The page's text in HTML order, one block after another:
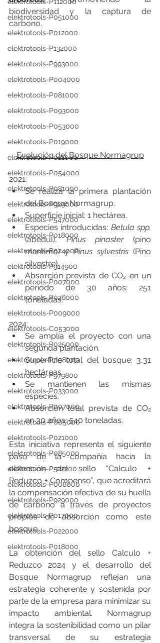
elektrotools-P051000
elektrotools-P012000
elektrotools-P132000
elektrotools-P993000
elektrotools-P004000
elektrotools-P081000
elektrotools-P093000
elektrotools-P053000
elektrotools-P019000
elektrotools-P021000
elektrotools-P054000
elektrotools-P081000
elektrotools-P929000
elektrotools-P547000
elektrotools-P018000
elektrotools-P024000
elektrotools-P914900
elektrotools-P007000
elektrotools-P026000
elektrotools-P009000
elektrotools-C053000
elektrotools-P025000
elektrotools-P058000
elektrotools-P979800
elektrotools-P033000
elektrotools-P007000
elektrotools-P005000
elektrotools-P021000
elektrotools-P085000
elektrotools-P522200
elektrotools-P008000
elektrotools-P929000
elektrotools-P017000
elektrotools-P022000
elektrotools-P018000
biodiversidad y la captura de
carbono.
Evolución del Bosque Normagrup
2021:
Se realiza la primera plantación
del Bosque Normagrup.
Superficie inicial: 1 hectárea.
Especies introducidas: Betula spp.
(abedul), Pinus pinaster (pino
marítimo) y Pinus sylvestris (Pino
silvestre).
Absorción prevista de CO₂ en un
periodo de 30 años: 251
toneladas.
2024:
Se amplía el proyecto con una
segunda plantación.
Superficie total del bosque: 3,31
hectáreas.
Se mantienen las mismas
especies.
Absorción total prevista de CO₂
en 30 años: 540 toneladas.
Esta iniciativa representa el siguiente
paso de la compañía hacia la
obtención del sello “Calculo +
Reduzco + Compenso”, que acreditará
la compensación efectiva de su huella
de carbono a través de proyectos
propios de absorción como este
bosque.
La obtención del sello Calculo +
Reduzco 2024 y el desarrollo del
Bosque Normagrup reflejan una
estrategia coherente y sostenida por
parte de la empresa para minimizar su
impacto ambiental. Normagrup
integra la sostenibilidad como un pilar
transversal de su estrategia